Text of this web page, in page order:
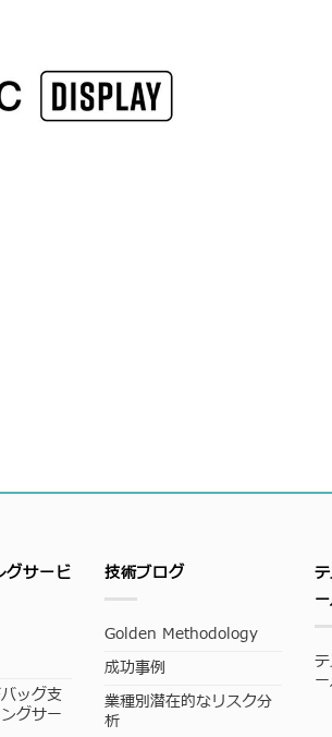
グサービ
ッグ支
グサー
技術ブログ
Golden Methodology
成功事例
業種別潜在的なリスク分
析